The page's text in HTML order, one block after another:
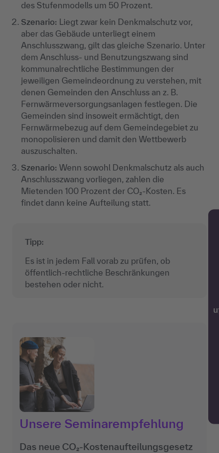
des Stufenmodells um 50 Prozent.
Szenario: Liegt zwar kein Denkmalschutz vor,
aber das Gebäude unterliegt einem
Anschlusszwang, gilt das gleiche Szenario. Unter
dem Anschluss- und Benutzungszwang sind
kommunalrechtliche Bestimmungen der
jeweiligen Gemeindeordnung zu verstehen, mit
denen Gemeinden den Anschluss an z. B.
Fernwärmeversorgungsanlagen festlegen. Die
Gemeinden sind insoweit ermächtigt, den
Fernwärmebezug auf dem Gemeindegebiet zu
monopolisieren und damit den Wettbewerb
auszuschalten.
Szenario: Wenn sowohl Denkmalschutz als auch
Anschlusszwang vorliegen, zahlen die
Mietenden 100 Prozent der CO₂-Kosten. Es
findet dann keine Aufteilung statt.
Tipp:
Es ist in jedem Fall vorab zu prüfen, ob
öffentlich-rechtliche Beschränkungen
bestehen oder nicht.
Unsere Seminarempfehlung
Das neue CO₂-Kostenaufteilungsgesetz